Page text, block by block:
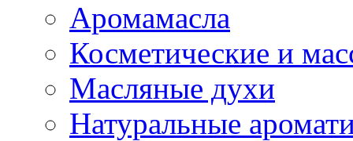
Аромамасла
Косметические и
Масляные духи
Натуральные